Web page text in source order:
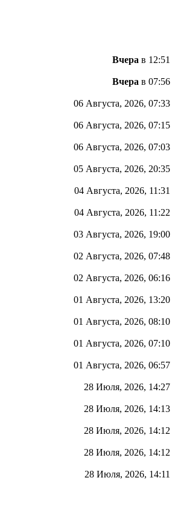
Вчера в 12:51
Вчера в 07:56
06 Августа, 2026, 07:33
06 Августа, 2026, 07:15
06 Августа, 2026, 07:03
05 Августа, 2026, 20:35
04 Августа, 2026, 11:31
04 Августа, 2026, 11:22
03 Августа, 2026, 19:00
02 Августа, 2026, 07:48
02 Августа, 2026, 06:16
01 Августа, 2026, 13:20
01 Августа, 2026, 08:10
01 Августа, 2026, 07:10
01 Августа, 2026, 06:57
28 Июля, 2026, 14:27
28 Июля, 2026, 14:13
28 Июля, 2026, 14:12
28 Июля, 2026, 14:12
28 Июля, 2026, 14:11